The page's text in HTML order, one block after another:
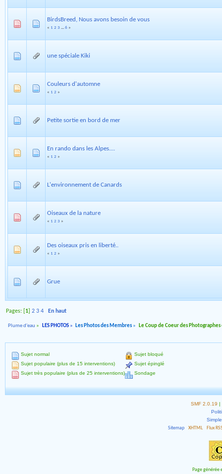
BirdsBreed, Nous avons besoin de vous
« 1 2 3 ... 6 »
une spéciale Kiki
Couleurs d'automne
« 1 2 »
Petite sortie en bord de mer
En rando dans les Alpes....
« 1 2 »
L'environnement de Canards
Oiseaux de la nature
« 1 2 3 »
Des oiseaux pris en liberté..
« 1 2 »
Grue
Pages: [ 1 ]2 3 4 En haut
Plume d'eau » LES PHOTOS » Les Photos des Membres » Le Coup de Coeur des
Sujet normal
Sujet populaire (plus de 15 interventions)
Sujet très populaire (plus de 25 interventions)
Sujet bloqué
Sujet épinglé
Sondage
SMF 2.0.19 |
Sitemap
XHTML Flux
Page générée